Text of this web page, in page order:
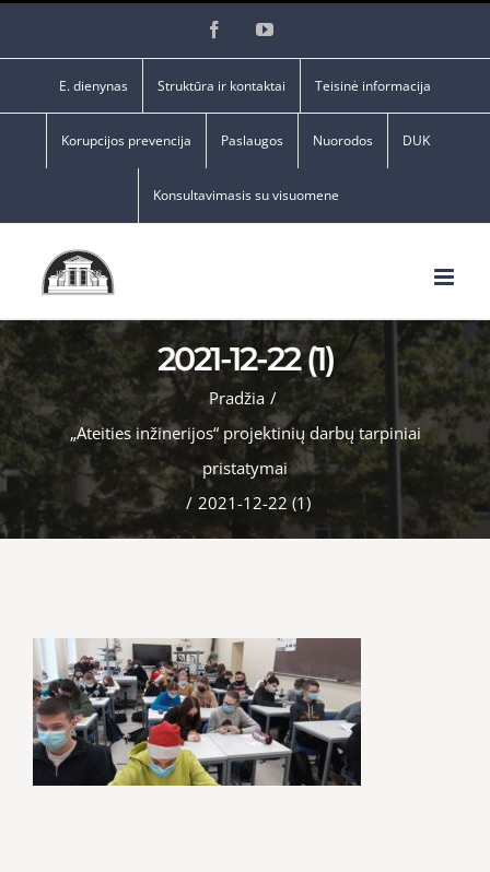
FacebookYouTube
E. dienynas Struktūra ir kontaktai Teisinė informacija
Korupcijos prevencija Paslaugos Nuorodos DUK
Konsultavimasis su visuomene
2021-12-22 (1)
Pradžia /
„Ateities inžinerijos“ projektinių darbų tarpiniai
pristatymai
/ 2021-12-22 (1)